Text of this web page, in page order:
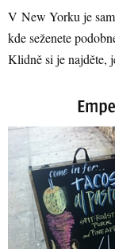
V New Yorku je
kde seženete
Klidně si je najděte,